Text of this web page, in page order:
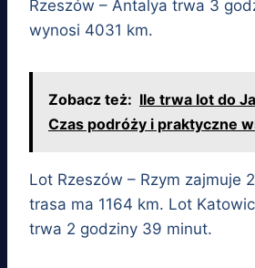
Rzeszów – Antalya trwa 3
wynosi 4031 km.
Zobacz też: Ile trwa lot do
Czas podróży i praktyczne
Lot Rzeszów – Rzym zajmuje
trasa ma 1164 km. Lot
trwa 2 godziny 39 minut.